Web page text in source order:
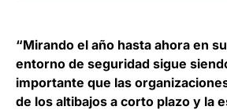
“Mirando el año hasta ahora en
entorno de seguridad sigue
importante que las
de los altibajos a corto plazo y la